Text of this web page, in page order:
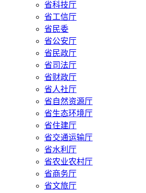
省科技厅
省工信厅
省民委
省公安厅
省民政厅
省司法厅
省财政厅
省人社厅
省自然资源厅
省生态环境厅
省住建厅
省交通运输厅
省水利厅
省农业农村厅
省商务厅
省文旅厅